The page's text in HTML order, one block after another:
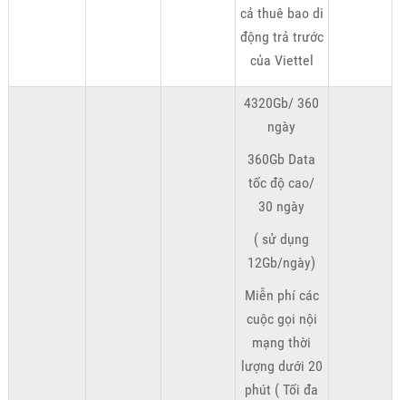
cả thuê bao di
động trả trước
của Viettel
4320Gb/ 360
ngày
360Gb Data
tốc độ cao/
30 ngày
( sử dụng
12Gb/ngày)
Miễn phí các
cuộc gọi nội
mạng thời
lượng dưới 20
phút ( Tối đa